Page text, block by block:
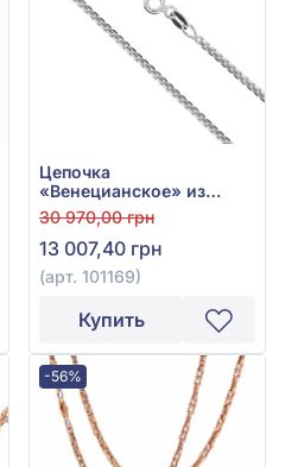
Цепочка
«Венецианское» из
белого золота 585° без
вставки, арт. 101169
30 970,00 грн
13 007,40 грн
(арт. 101169)
Купить
-56%